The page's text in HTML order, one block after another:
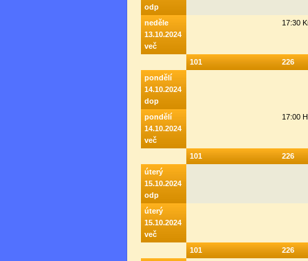
odp
neděle
13.10.2024
več
17:30
101
226
pondělí
14.10.2024
dop
pondělí
14.10.2024
več
17:00
101
226
úterý
15.10.2024
odp
úterý
15.10.2024
več
101
226